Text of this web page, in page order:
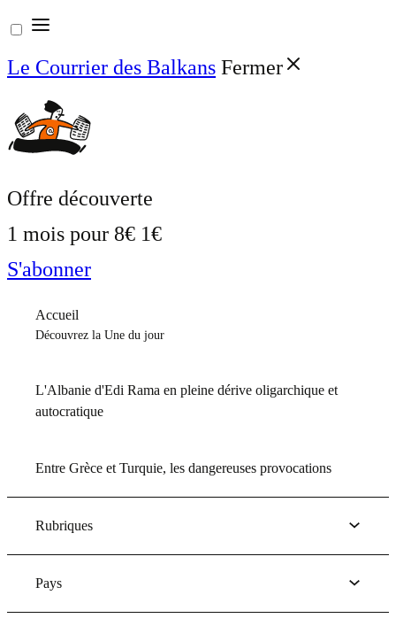
Aller
au
contenu
Le Courrier des Balkans Fermer
Offre découverte
1 mois pour 8€ 1€
S'abonner
Accueil
Découvrez la Une du jour
L'Albanie d'Edi Rama en pleine dérive oligarchique et
autocratique
Entre Grèce et Turquie, les dangereuses provocations
Rubriques
Pays